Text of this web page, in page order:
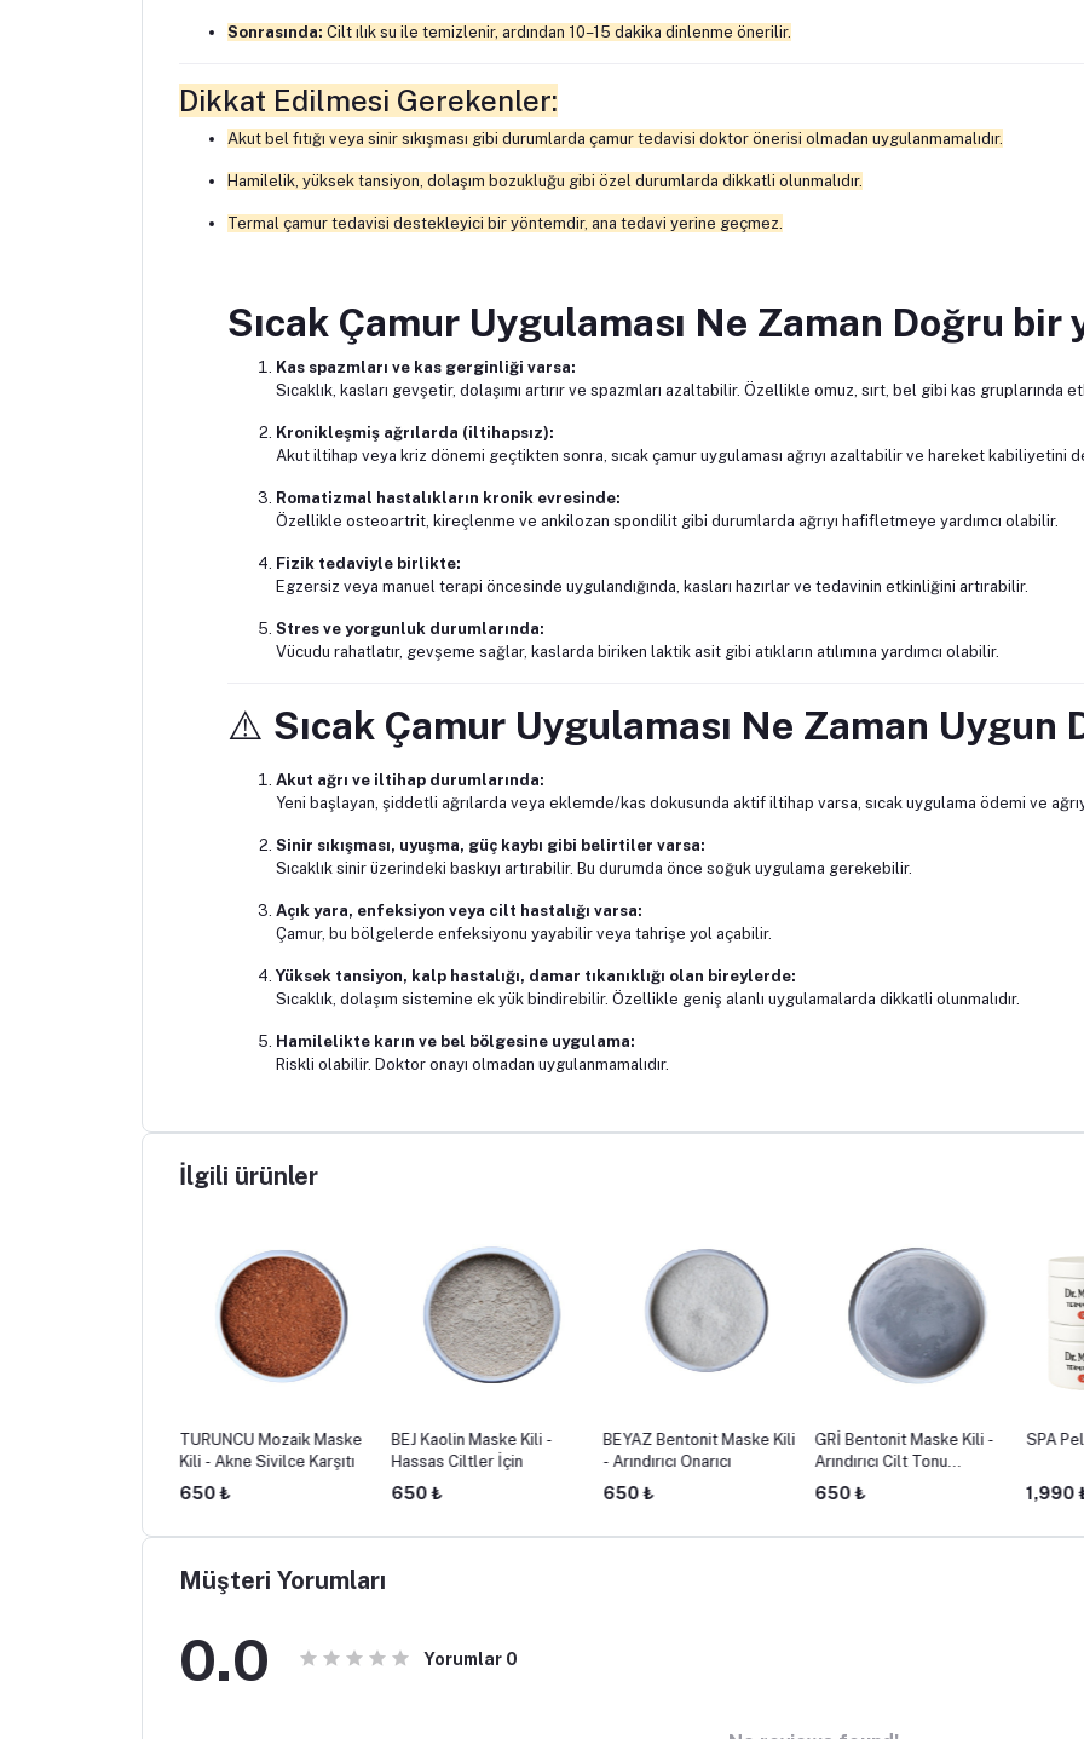
Sonrasında: Cilt ılık su ile temizlenir, ardından 10–15 dakika dinlenme önerilir.
Dikkat Edilmesi Gerekenler:
Akut bel fıtığı veya sinir sıkışması gibi durumlarda çamur tedavisi doktor önerisi olmadan uygulanmamalıdır.
Hamilelik, yüksek tansiyon, dolaşım bozukluğu gibi özel durumlarda dikkatli olunmalıdır.
Termal çamur tedavisi destekleyici bir yöntemdir, ana tedavi yerine geçmez.
Sıcak Çamur Uygulaması Ne Zaman Doğru bir
Kas spazmları ve kas gerginliği varsa:
Sıcaklık, kasları gevşetir, dolaşımı artırır ve spazmları azaltabilir. Özellikle omuz, sırt, bel gibi kas gruplarında
Kronikleşmiş ağrılarda (iltihapsız):
Akut iltihap veya kriz dönemi geçtikten sonra, sıcak çamur uygulaması ağrıyı azaltabilir ve hareket kabiliyetini
Romatizmal hastalıkların kronik evresinde:
Özellikle osteoartrit, kireçlenme ve ankilozan spondilit gibi durumlarda ağrıyı hafifletmeye yardımcı olabilir.
Fizik tedaviyle birlikte:
Egzersiz veya manuel terapi öncesinde uygulandığında, kasları hazırlar ve tedavinin etkinliğini artırabilir.
Stres ve yorgunluk durumlarında:
Vücudu rahatlatır, gevşeme sağlar, kaslarda biriken laktik asit gibi atıkların atılımına yardımcı olabilir.
⚠️ Sıcak Çamur Uygulaması Ne Zaman Uygun
Akut ağrı ve iltihap durumlarında:
Yeni başlayan, şiddetli ağrılarda veya eklemde/kas dokusunda aktif iltihap varsa, sıcak uygulama ödemi ve
Sinir sıkışması, uyuşma, güç kaybı gibi belirtiler varsa:
Sıcaklık sinir üzerindeki baskıyı artırabilir. Bu durumda önce soğuk uygulama gerekebilir.
Açık yara, enfeksiyon veya cilt hastalığı varsa:
Çamur, bu bölgelerde enfeksiyonu yayabilir veya tahrişe yol açabilir.
Yüksek tansiyon, kalp hastalığı, damar tıkanıklığı olan bireylerde:
Sıcaklık, dolaşım sistemine ek yük bindirebilir. Özellikle geniş alanlı uygulamalarda dikkatli olunmalıdır.
Hamilelikte karın ve bel bölgesine uygulama:
Riskli olabilir. Doktor onayı olmadan uygulanmamalıdır.
İlgili ürünler
TURUNCU Mozaik Maske
Kili - Akne Sivilce Karşıtı
650 ₺
BEJ Kaolin Maske Kili -
Hassas Ciltler İçin
650 ₺
BEYAZ Bentonit Maske Kili
- Arındırıcı Onarıcı
650 ₺
GRİ Bentonit Maske Kili -
Arındırıcı Cilt Tonu
Eşitleyici
650 ₺
SPA
1,990
Müşteri Yorumları
0.0 Yorumlar 0